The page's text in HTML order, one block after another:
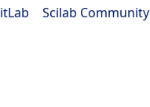
Scilab Community